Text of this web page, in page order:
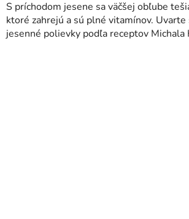
S príchodom jesene sa väčšej obľube
ktoré zahrejú a sú plné vitamínov.
jesenné polievky podľa receptov Michala